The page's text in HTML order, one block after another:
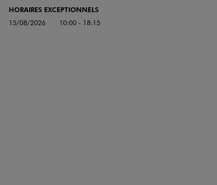
HORAIRES EXCEPTIONNELS
15/08/2026 10:00 - 18:15